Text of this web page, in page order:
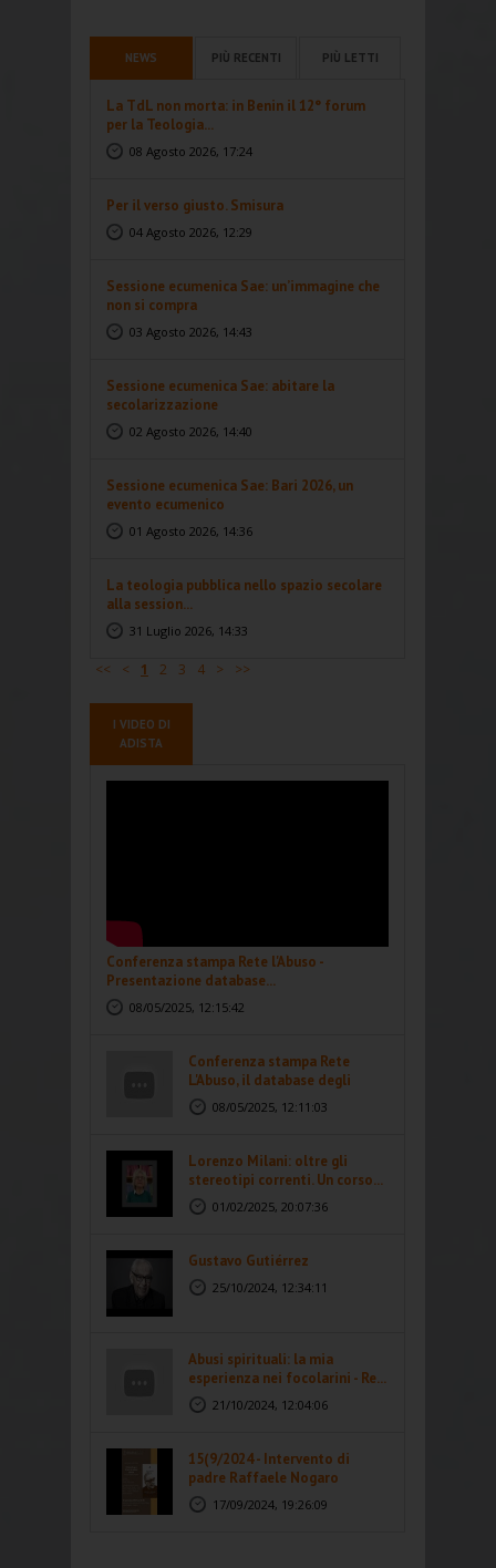
NEWS PIÙ RECENTI PIÙ LETTI
La TdL non morta: in Benin il 12° forum
per la Teologia...
08 Agosto 2026, 17:24
Per il verso giusto. Smisura
04 Agosto 2026, 12:29
Sessione ecumenica Sae: un’immagine che
non si compra
03 Agosto 2026, 14:43
Sessione ecumenica Sae: abitare la
secolarizzazione
02 Agosto 2026, 14:40
Sessione ecumenica Sae: Bari 2026, un
evento ecumenico
01 Agosto 2026, 14:36
La teologia pubblica nello spazio secolare
alla session...
31 Luglio 2026, 14:33
<< < 1 2 3 4 > >>
I VIDEO DI
ADISTA
Conferenza stampa Rete l'Abuso -
Presentazione database...
08/05/2025, 12:15:42
Conferenza stampa Rete
L'Abuso, il database degli
abusi...08/05/2025, 12:11:03
Lorenzo Milani: oltre gli
stereotipi correnti. Un corso...
01/02/2025, 20:07:36
Gustavo Gutiérrez
25/10/2024, 12:34:11
Abusi spirituali: la mia
esperienza nei focolarini - Re...
21/10/2024, 12:04:06
15(9/2024 - Intervento di
padre Raffaele Nogaro
17/09/2024, 19:26:09